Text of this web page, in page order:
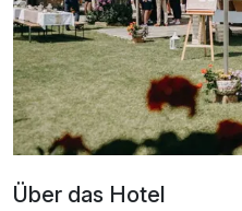
Ausstattung
Zusatznächte
Über das Hotel